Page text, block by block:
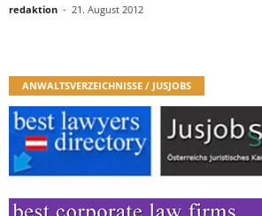
redaktion - 21. August 2012
ANWALTSVERZEICHNISSE / JUSJOBS